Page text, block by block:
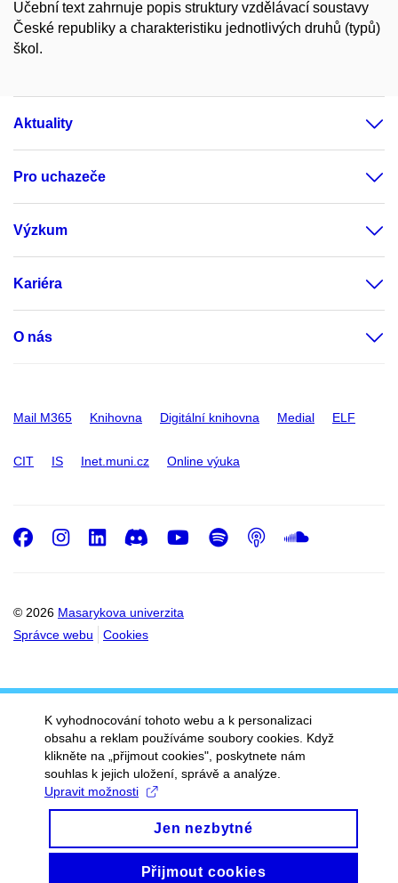
Učební text zahrnuje popis struktury vzdělávací soustavy
České republiky a charakteristiku jednotlivých druhů (typů)
škol.
Aktuality
Pro uchazeče
Výzkum
Kariéra
O nás
Mail M365 Knihovna Digitální knihovna Medial ELF
CIT IS Inet.muni.cz Online výuka
© 2026 Masarykova univerzita
Správce webu
Cookies
Facebook
Instagram
LinkedIn
DiscordYoutube
Spotify
Podcast
K vyhodnocování tohoto webu a k personalizaci
obsahu a reklam používáme soubory cookies. Když
klikněte na „přijmout cookies", poskytnete nám
souhlas k jejich uložení, správě a analýze.
Upravit možnosti
Jen nezbytné
Přijmout cookies